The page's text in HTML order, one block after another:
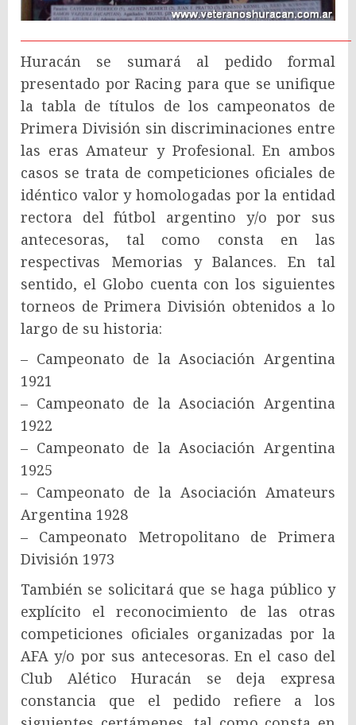
Huracán se sumará al pedido formal
presentado por Racing para que se unifique
la tabla de títulos de los campeonatos de
Primera División sin discriminaciones entre
las eras Amateur y Profesional. En ambos
casos se trata de competiciones oficiales de
idéntico valor y homologadas por la entidad
rectora del fútbol argentino y/o por sus
antecesoras, tal como consta en las
respectivas Memorias y Balances. En tal
sentido, el Globo cuenta con los siguientes
torneos de Primera División obtenidos a lo
largo de su historia:
– Campeonato de la Asociación Argentina
1921
– Campeonato de la Asociación Argentina
1922
– Campeonato de la Asociación Argentina
1925
– Campeonato de la Asociación Amateurs
Argentina 1928
– Campeonato Metropolitano de Primera
División 1973
También se solicitará que se haga público y
explícito el reconocimiento de las otras
competiciones oficiales organizadas por la
AFA y/o por sus antecesoras. En el caso del
Club Alético Huracán se deja expresa
constancia que el pedido refiere a los